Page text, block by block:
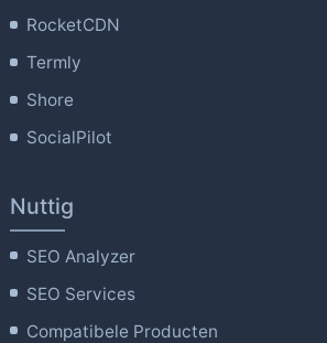
RocketCDN
Termly
Shore
SocialPilot
Nuttig
SEO Analyzer
SEO Services
Compatibele Producten